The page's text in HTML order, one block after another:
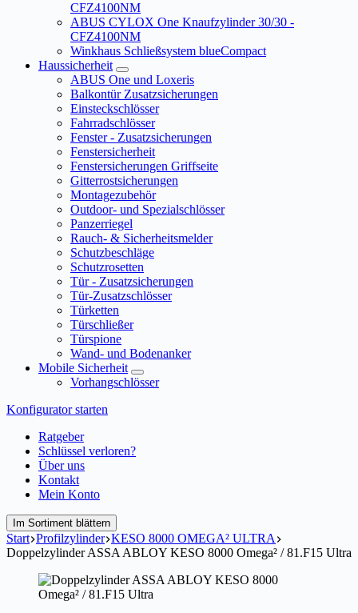
CFZ4100NM
ABUS CYLOX One Knaufzylinder 30/30 -
CFZ4100NM
Winkhaus Schließsystem blueCompact
Haussicherheit
ABUS One und Loxeris
Balkontür Zusatzsicherungen
Einsteckschlösser
Fahrradschlösser
Fenster - Zusatzsicherungen
Fenstersicherheit
Fenstersicherungen Griffseite
Gitterrostsicherungen
Montagezubehör
Outdoor- und Spezialschlösser
Panzerriegel
Rauch- & Sicherheitsmelder
Schutzbeschläge
Schutzrosetten
Tür - Zusatzsicherungen
Tür-Zusatzschlösser
Türketten
Türschließer
Türspione
Wand- und Bodenanker
Mobile Sicherheit
Vorhangschlösser
Konfigurator starten
Ratgeber
Schlüssel verloren?
Über uns
Kontakt
Mein Konto
Im Sortiment blättern
Start Profilzylinder KESO 8000 OMEGA² ULTRA
Doppelzylinder ASSA ABLOY KESO 8000 Omega² / 81.F15 Ultra